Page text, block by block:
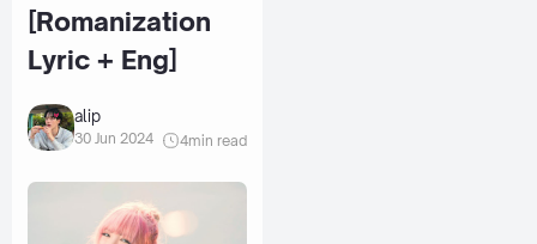
[Romanization
Lyric + Eng]
alip
30 Jun 2024 4min read